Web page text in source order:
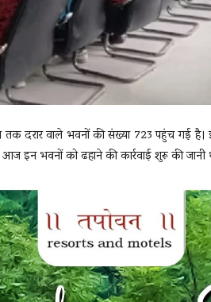
तक दरार वाले भवनों की संख्या 723 पहुंच गई
इन भवनों को ढहाने की कार्रवाई शुरू की जानी